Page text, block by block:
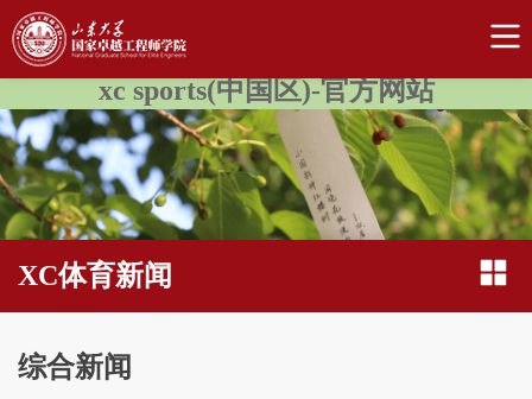
xc sports(中国区)-官方网站
XC体育新闻
综合新闻